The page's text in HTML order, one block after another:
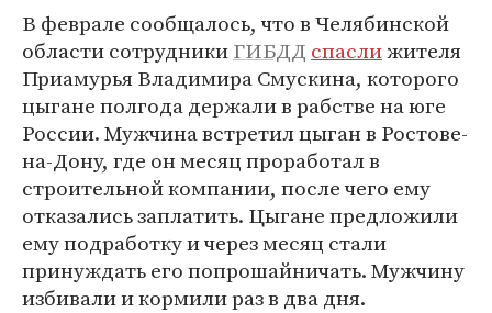
В феврале сообщалось, что в Челябинской
области сотрудникиГИБДД спаслижителя
Приамурья Владимира Смускина, которого
цыгане полгода держали в рабстве на юге
России. Мужчина встретил цыган в Ростове-
на-Дону, где он месяц проработал в
строительной компании, после чего ему
отказались заплатить. Цыгане предложили
ему подработку и через месяц стали
принуждать его попрошайничать. Мужчину
избивали и кормили раз в два дня.